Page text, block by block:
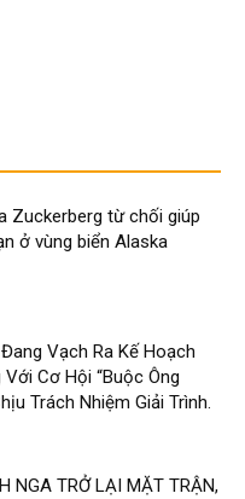
Zuckerberg từ chối giúp
ở vùng biển Alaska
Vạch Ra Kế Hoạch
Cơ Hội “Buộc Ông
Trách Nhiệm Giải Trình.
NGA TRỞ LẠI MẶT TRẬN,